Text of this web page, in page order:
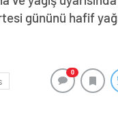
gününü hafif
0